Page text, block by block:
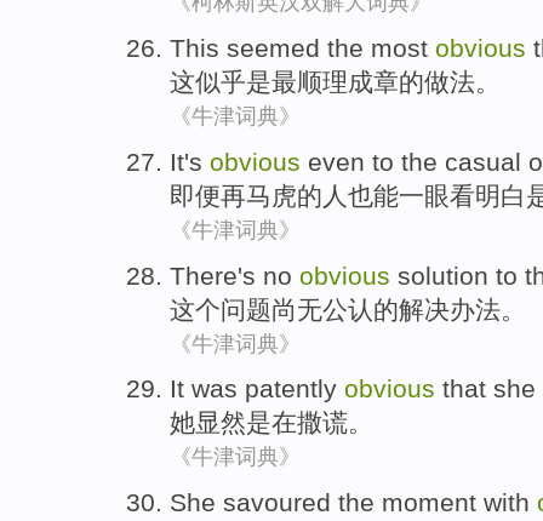
This seemed the most obvious
这似乎是最顺理成章的做法。
《牛津词典》
It's obvious even to the casual
即便再马虎的 人也能一眼看明白
《牛津词典》
There's no obvious solution to
这个问题尚无公认 的解决办法。
《牛津词典》
It was patently obvious that she
她显然是在撒谎。
《牛津词典》
She savoured the moment with